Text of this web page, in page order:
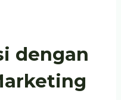
dengan